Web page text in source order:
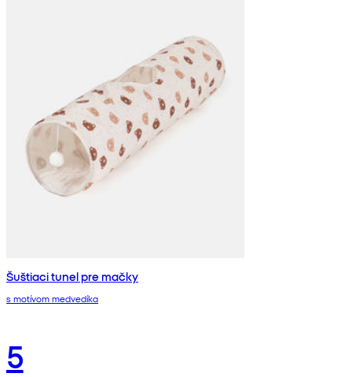
Šuštiaci tunel pre mačky
s motívom medvedíka
5